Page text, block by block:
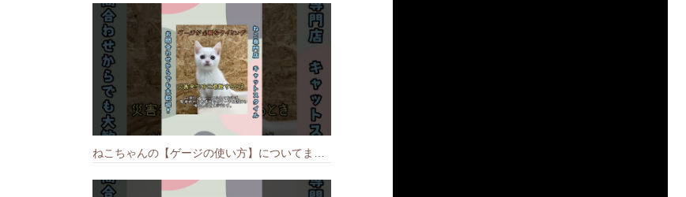
ねこちゃんの【ゲージの使い方】についてまとめました️🐱📝